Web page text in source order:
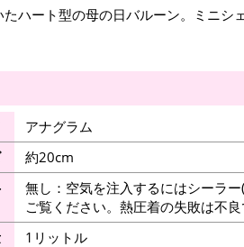
たハート型の母の日バルーン。ミニシ
アナグラム
約20cm
無し：空気を注入するにはシーラ
ご覧ください。熱圧着の失敗は不
1リットル